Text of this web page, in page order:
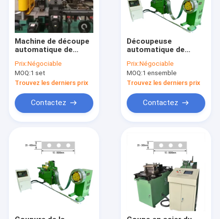
Machine de découpe
automatique de
silicium pour le
noyau du réacteur
Prix:Négociable
MOQ:1 set
Trouvez les derniers prix
Contactez
Découpeuse
automatique de
avec HRC88 - lame
de coupeur de la
dureté 90
Prix:Négociable
MOQ:1 ensemble
Trouvez les derniers prix
Contactez